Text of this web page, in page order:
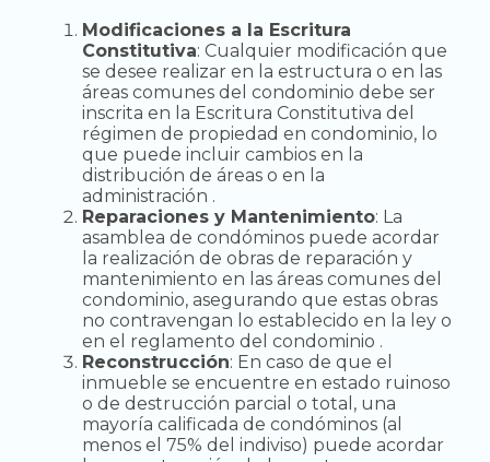
Modificaciones a la Escritura
Constitutiva: Cualquier modificación que
se desee realizar en la estructura o en las
áreas comunes del condominio debe ser
inscrita en la Escritura Constitutiva del
régimen de propiedad en condominio, lo
que puede incluir cambios en la
distribución de áreas o en la
administración .
Reparaciones y Mantenimiento: La
asamblea de condóminos puede acordar
la realización de obras de reparación y
mantenimiento en las áreas comunes del
condominio, asegurando que estas obras
no contravengan lo establecido en la ley o
en el reglamento del condominio .
Reconstrucción: En caso de que el
inmueble se encuentre en estado ruinoso
o de destrucción parcial o total, una
mayoría calificada de condóminos (al
menos el 75% del indiviso) puede acordar